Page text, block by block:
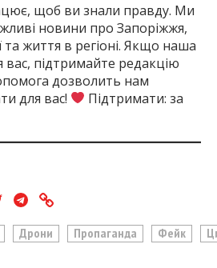
щоб ви знали правду. Ми
новини про Запоріжжя,
та життя в регіоні. Якщо наша
підтримайте редакцію
дозволить нам
для вас!
Підтримати: за
Дрони Пропаганда Фейк